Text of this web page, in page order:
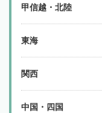
甲信越・北陸
東海
関西
中国・四国